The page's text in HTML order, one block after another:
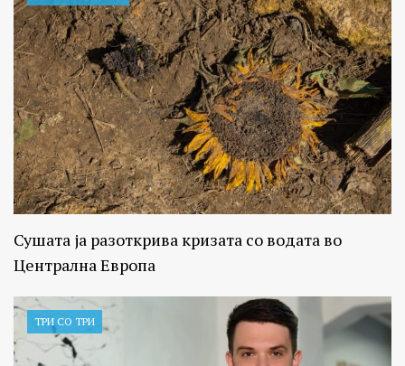
Сушата ја разоткрива кризата со водата во
Централна Европа
ТРИ СО ТРИ